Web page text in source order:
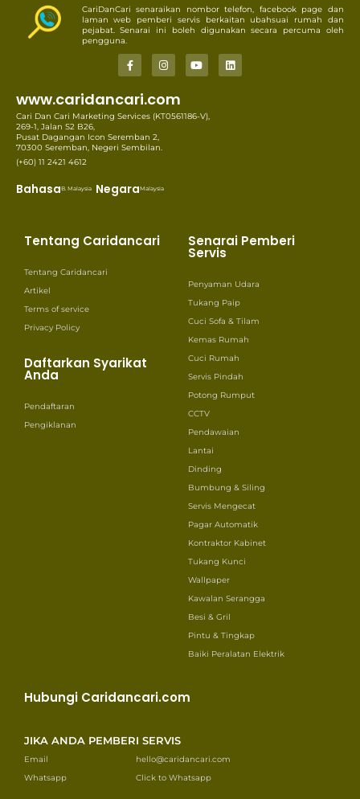
CariDanCari senaraikan nombor telefon, facebook page dan
laman web pemberi servis berkaitan ubahsuai rumah dan
pejabat. Senarai ini boleh digunakan secara percuma oleh
pengguna.
www.caridancari.com
Cari Dan Cari Marketing Services (KT0561186-V),
269-1, Jalan S2 B26,
Pusat Dagangan Icon Seremban 2,
70300 Seremban, Negeri Sembilan.
(+60) 11 2421 4612
BahasaB. Malaysia NegaraMalaysia
Tentang Caridancari
Tentang Caridancari
Artikel
Terms of service
Privacy Policy
Daftarkan Syarikat
Anda
Pendaftaran
Pengiklanan
Senarai Pemberi
Servis
Penyaman Udara
Tukang Paip
Cuci Sofa & Tilam
Kemas Rumah
Cuci Rumah
Servis Pindah
Potong Rumput
CCTV
Pendawaian
Lantai
Dinding
Bumbung & Siling
Servis Mengecat
Pagar Automatik
Kontraktor Kabinet
Tukang Kunci
Wallpaper
Kawalan Serangga
Besi & Gril
Pintu & Tingkap
Baiki Peralatan Elektrik
Hubungi Caridancari.com
JIKA ANDA PEMBERI SERVIS
Email
hello@caridancari.com
Whatsapp
Click to Whatsapp